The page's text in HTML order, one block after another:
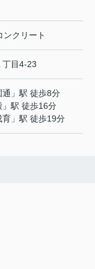
クリート
丁目4-23
」駅 徒歩8分
」駅 徒歩16分
育 」駅 徒歩19分